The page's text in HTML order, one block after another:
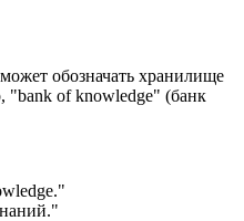
обозначать хранилище
"bank of knowledge" (банк
"